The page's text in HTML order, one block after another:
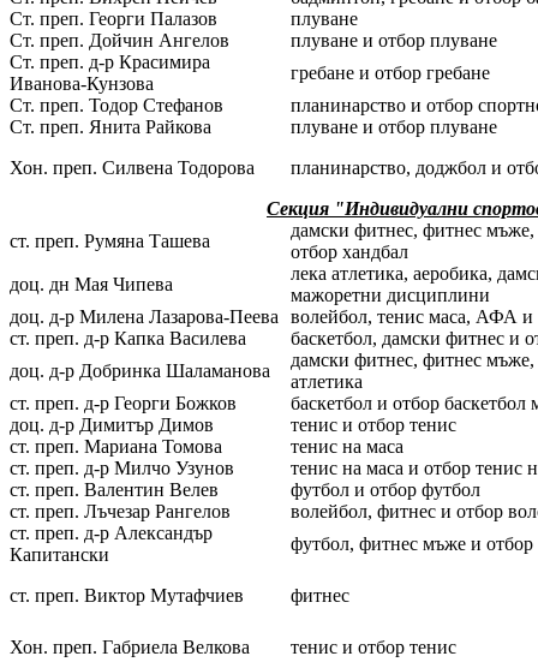
Ст. преп. Георги Палазов
плуване
Ст. преп. Дойчин Ангелов
плуване и отбор плуване
Ст. преп. д-р Красимира
Иванова-Кунзова
гребане и отбор гребане
Ст. преп. Тодор Стефанов
планинарство и отбор
Ст. преп. Янита Райкова
плуване и отбор плуване
Хон. преп. Силвена Тодорова
планинарство, доджбол и
Секция "Индивидуални
ст. преп. Румяна Ташева
дамски фитнес, фитнес
отбор хандбал
доц. дн Мая Чипева
лека атлетика, аеробика,
мажоретни дисциплини
доц. д-р Милена Лазарова-Пеева
волейбол, тенис маса, АФА и
ст. преп. д-р Капка Василева
баскетбол, дамски фитнес и
доц. д-р Добринка Шаламанова
дамски фитнес, фитнес мъже,
атлетика
ст. преп. д-р Георги Божков
баскетбол и отбор баскетбол
доц. д-р Димитър Димов
тенис и отбор тенис
ст. преп. Мариана Томова
тенис на маса
ст. преп. д-р Милчо Узунов
тенис на маса и отбор тенис
ст. преп. Валентин Велев
футбол и отбор футбол
ст. преп. Лъчезар Рангелов
волейбол, фитнес и отбор
ст. преп. д-р Александър
Капитански
футбол, фитнес мъже и отбор
ст. преп. Виктор Мутафчиев фитнес
Хон. преп. Габриела Велкова
тенис и отбор тенис